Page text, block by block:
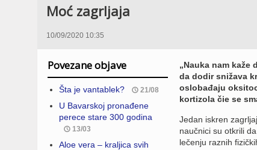
Moć zagrljaja
10/09/2020 10:35
Povezane objave
Šta je vantablek? 21/08
U Bavarskoj pronađene
perece stare 300 godina
13/03
Aloe vera – kraljica svih
„Nauka nam kaže
da dodir snižava
oslobađaju
kortizola čie se
Jedan iskren
naučnici su otkrili
lečenju raznih